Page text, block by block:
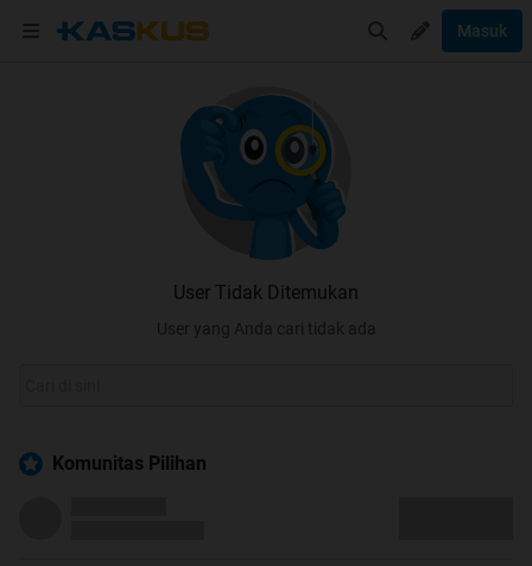
Masuk
User Tidak Ditemukan
User yang Anda cari tidak ada
Komunitas Pilihan